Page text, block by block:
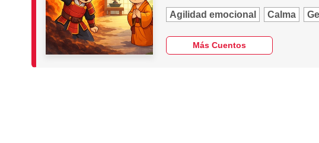
Agilidad emocional Calma
Más Cuentos